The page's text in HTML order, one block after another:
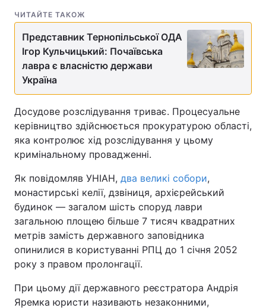
ЧИТАЙТЕ ТАКОЖ
Представник Тернопільської ОДА
Ігор Кульчицький: Почаївська
лавра є власністю держави
Україна
Досудове розслідування триває. Процесуальне
керівництво здійснюється прокуратурою області,
яка контролює хід розслідування у цьому
кримінальному провадженні.
Як повідомляв УНІАН, два великі собори,
монастирські келії, дзвіниця, архієрейський
будинок — загалом шість споруд лаври
загальною площею більше 7 тисяч квадратних
метрів замість державного заповідника
опинилися в користуванні РПЦ до 1 січня 2052
року з правом пролонгації.
При цьому дії державного реєстратора Андрія
Яремка юристи називають незаконними,